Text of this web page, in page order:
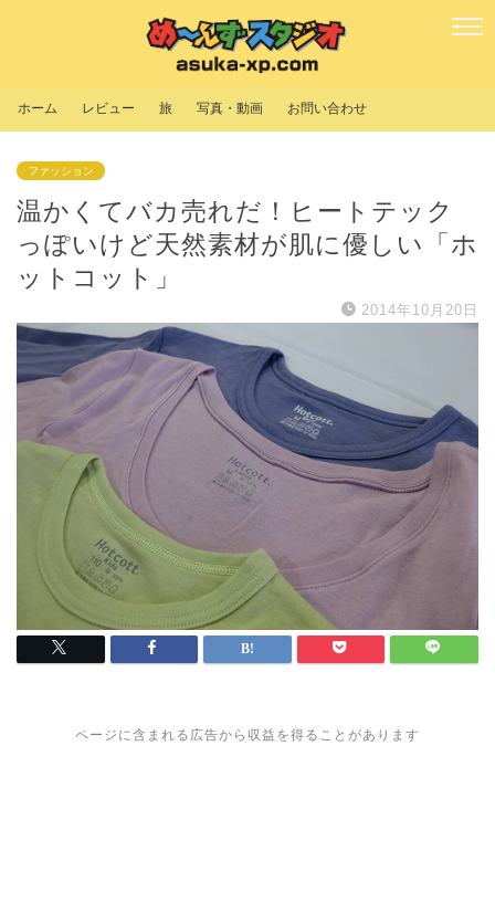
ホーム レビュー 旅 写真・動画 お問い合わせ
ファッション
温かくてバカ売れだ！ヒートテック
っぽいけど天然素材が肌に優しい「ホ
ットコット」
2014年10月20日
ページに含まれる広告から収益を得ることがあります